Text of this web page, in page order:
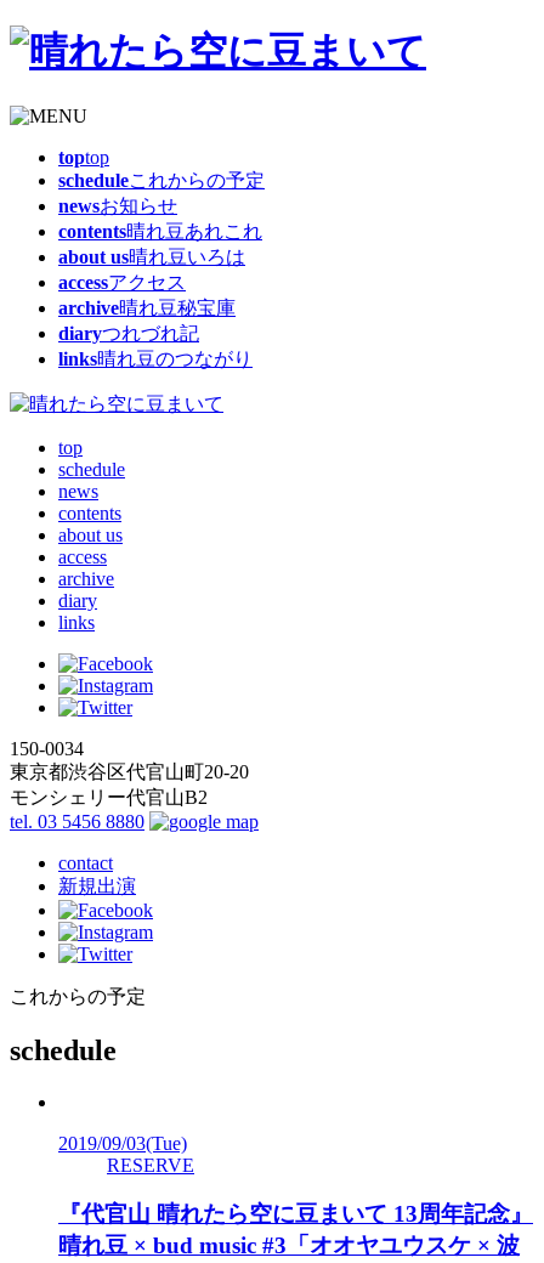
toptop
scheduleこれからの予定
newsお知らせ
contents晴れ豆あれこれ
about us晴れ豆いろは
accessアクセス
archive晴れ豆秘宝庫
diaryつれづれ記
links晴れ豆のつながり
top
schedule
news
contents
about us
access
archive
diary
links
150-0034
東京都渋谷区代官山町20-20
モンシェリー代官山B2
tel. 03 5456 8880
contact
新規出演
これからの予定
schedule
2019/09/03(Tue)
RESERVE
『代官山 晴れたら空に豆まいて 13周年記念』
晴れ豆 × bud music #3「オオヤユウスケ × 波